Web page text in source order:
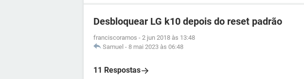
Desbloquear LG k10 depois do reset padrão
franciscoramos - 2 jun 2018 às 13:48
Samuel - 8 mai 2023 às 06:48
11 Respostas